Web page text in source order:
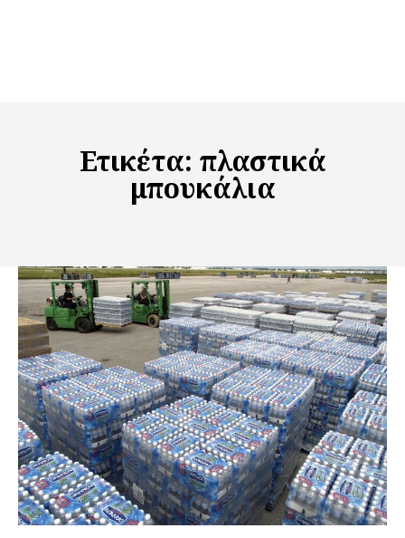
Ετικέτα: πλαστικά
μπουκάλια